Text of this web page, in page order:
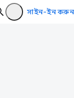
সাইন-ইন করুন